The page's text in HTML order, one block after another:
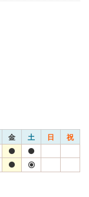
金 土 日 祝